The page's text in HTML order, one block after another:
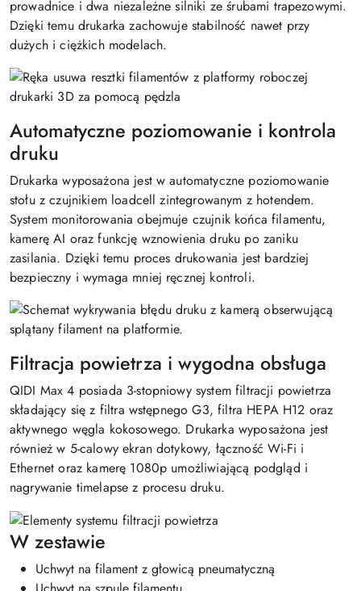
prowadnice i dwa niezależne silniki ze śrubami trapezowymi.
Dzięki temu drukarka zachowuje stabilność nawet przy
dużych i ciężkich modelach.
Automatyczne poziomowanie i kontrola
druku
Drukarka wyposażona jest w automatyczne poziomowanie
stołu z czujnikiem loadcell zintegrowanym z hotendem.
System monitorowania obejmuje czujnik końca filamentu,
kamerę AI oraz funkcję wznowienia druku po zaniku
zasilania. Dzięki temu proces drukowania jest bardziej
bezpieczny i wymaga mniej ręcznej kontroli.
Filtracja powietrza i wygodna obsługa
QIDI Max 4 posiada 3-stopniowy system filtracji powietrza
składający się z filtra wstępnego G3, filtra HEPA H12 oraz
aktywnego węgla kokosowego. Drukarka wyposażona jest
również w 5-calowy ekran dotykowy, łączność Wi-Fi i
Ethernet oraz kamerę 1080p umożliwiającą podgląd i
nagrywanie timelapse z procesu druku.
W zestawie
Uchwyt na filament z głowicą pneumatyczną